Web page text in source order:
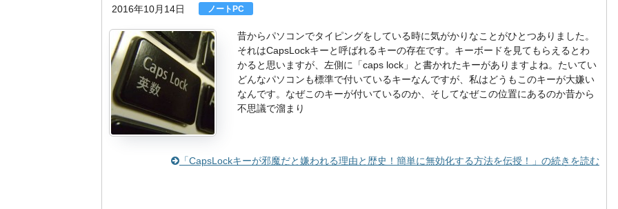
2016年10月14日 ノートPC
昔からパソコンでタイピングをしている時に気がかりなことがひとつありました。
それはCapsLockキーと呼ばれるキーの存在です。キーボードを見てもらえるとわ
かると思いますが、左側に「caps lock」と書かれたキーがありますよね。たいてい
どんなパソコンも標準で付いているキーなんですが、私はどうもこのキーが大嫌い
なんです。なぜこのキーが付いているのか、そしてなぜこの位置にあるのか昔から
不思議で溜まり
「CapsLockキーが邪魔だと嫌われる理由と歴史！簡単に無効化する方法を伝授！」の続きを読む